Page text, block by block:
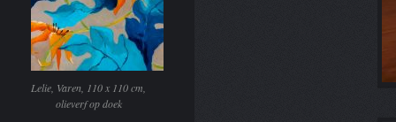
Lelie, Varen, 110 x 110 cm,
olieverf op doek